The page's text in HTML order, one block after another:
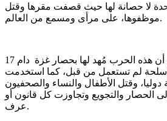
لا حصانة لها حيث قصفت مقرها وقتل
موظفوها، على مرأى ومسمع من العالم.
وشدد الشيخ الددو على أن هذه الحرب مُهد لها بحصار غزة دام 17
أسلحة لم تستعمل من قبل، كما استخدمت
دوليا، وقتل الأطفال والنساء والصحفيون
الحصار والتجويع وتجاوزت كل قانون أو
عرف.